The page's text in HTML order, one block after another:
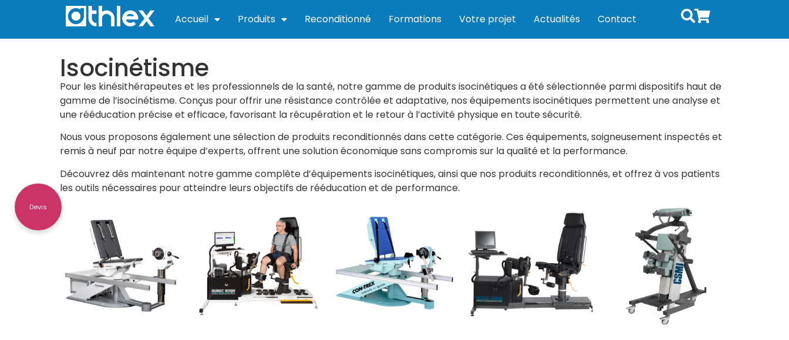
Accueil Produits Reconditionné Formations Votre projet Actualités Contact
Isocinétisme
Pour les kinésithérapeutes et les professionnels de la santé, notre gamme de produits isocinétiques a été sélectionnée parmi dispositifs haut de
gamme de l’isocinétisme. Conçus pour offrir une résistance contrôlée et adaptative, nos équipements isocinétiques permettent une analyse et
une rééducation précise et efficace, favorisant la récupération et le retour à l’activité physique en toute sécurité.
Nous vous proposons également une sélection de produits reconditionnés dans cette catégorie. Ces équipements, soigneusement inspectés et
remis à neuf par notre équipe d’experts, offrent une solution économique sans compromis sur la qualité et la performance.
Découvrez dès maintenant notre gamme complète d’équipements isocinétiques, ainsi que nos produits reconditionnés, et offrez à vos patients
les outils nécessaires pour atteindre leurs objectifs de rééducation et de performance.
Devis